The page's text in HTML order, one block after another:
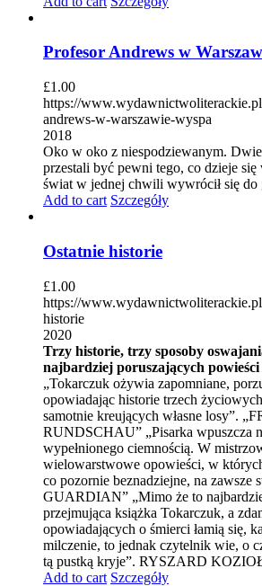
Profesor Andrews w
£1.00
https://
andrews-w-warszawie-wyspa
2018
Oko w oko z niespodziewanym.
przestali być pewni tego, co dzieje
świat w jednej chwili wywrócił się do
Add to cart Szczegóły
Ostatnie historie
£1.00
https://
historie
2020
Trzy historie, trzy sposoby
najbardziej poruszających
„Tokarczuk ożywia zapomniane,
opowiadając historie trzech
samotnie kreujących własne losy”.
RUNDSCHAU” „Pisarka wpuszcza
wypełnionego ciemnością. W
wielowarstwowe opowieści, w
co pozornie beznadziejne, na zawsze
GUARDIAN” „Mimo że to
przejmująca książka Tokarczuk, a
opowiadających o śmierci łamią się,
milczenie, to jednak czytelnik wie, o
tą pustką kryje”. RYSZARD
Add to cart Szczegóły